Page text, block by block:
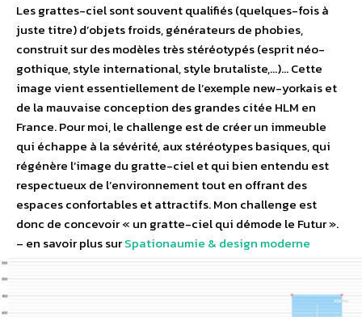
Les grattes-ciel sont souvent qualifiés (quelques-fois à
juste titre) d’objets froids, générateurs de phobies,
construit sur des modèles très stéréotypés (esprit néo-
gothique, style international, style brutaliste,…)… Cette
image vient essentiellement de l’exemple new-yorkais et
de la mauvaise conception des grandes citée HLM en
France. Pour moi, le challenge est de créer un immeuble
qui échappe à la sévérité, aux stéréotypes basiques, qui
régénère l’image du gratte-ciel et qui bien entendu est
respectueux de l’environnement tout en offrant des
espaces confortables et attractifs. Mon challenge est
donc de concevoir « un gratte-ciel qui démode le Futur ».
– en savoir plus surSpationaumie & design moderne